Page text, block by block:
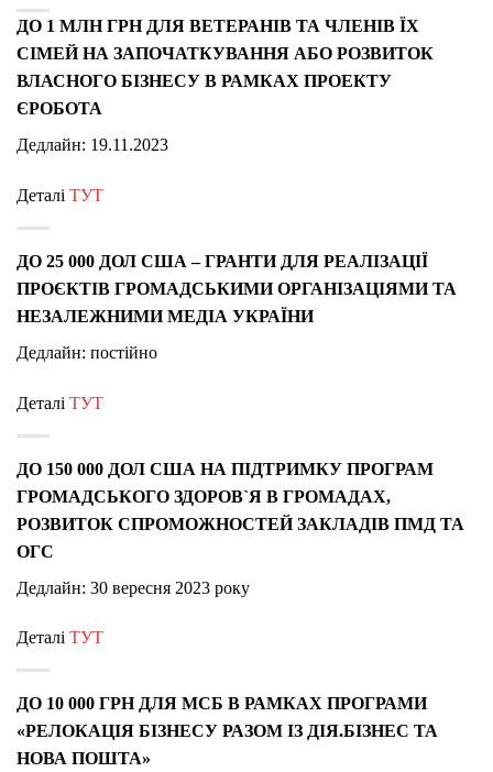
ДО 1 МЛН ГРН ДЛЯ ВЕТЕРАНІВ ТА ЧЛЕНІВ ЇХ
СІМЕЙ НА ЗАПОЧАТКУВАННЯ АБО РОЗВИТОК
ВЛАСНОГО БІЗНЕСУ В РАМКАХ ПРОЕКТУ
ЄРОБОТА
Дедлайн: 19.11.2023
Деталі ТУТ
ДО 25 000 ДОЛ США – ГРАНТИ ДЛЯ РЕАЛІЗАЦІЇ
ПРОЄКТІВ ГРОМАДСЬКИМИ ОРГАНІЗАЦІЯМИ ТА
НЕЗАЛЕЖНИМИ МЕДІА УКРАЇНИ
Дедлайн: постійно
Деталі ТУТ
ДО 150 000 ДОЛ США НА ПІДТРИМКУ ПРОГРАМ
ГРОМАДСЬКОГО ЗДОРОВ`Я В ГРОМАДАХ,
РОЗВИТОК СПРОМОЖНОСТЕЙ ЗАКЛАДІВ ПМД ТА
ОГС
Дедлайн: 30 вересня 2023 року
Деталі ТУТ
ДО 10 000 ГРН ДЛЯ МСБ В РАМКАХ ПРОГРАМИ
«РЕЛОКАЦІЯ БІЗНЕСУ РАЗОМ ІЗ ДІЯ.БІЗНЕС ТА
НОВА ПОШТА»